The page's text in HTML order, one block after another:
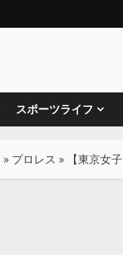
スポーツライフ
» プロレス » 【東京女